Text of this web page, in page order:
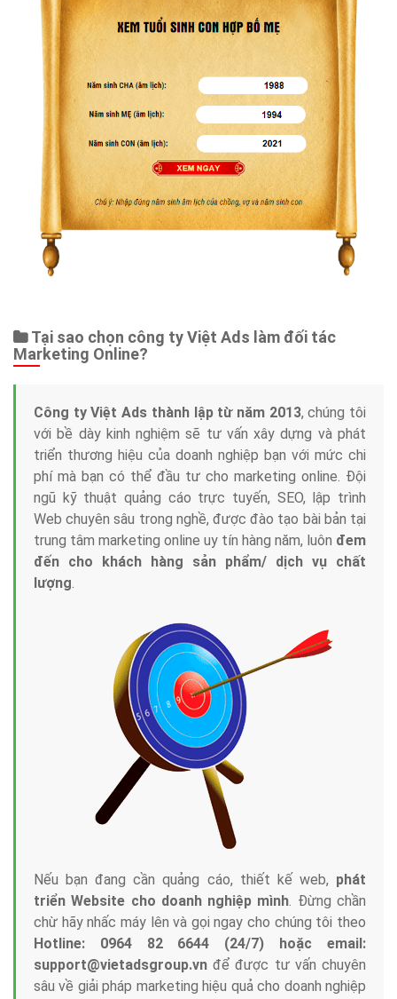
Tại sao chọn công ty Việt Ads làm đối tác
Marketing Online?
Công ty Việt Ads thành lập từ năm 2013, chúng tôi
với bề dày kinh nghiệm sẽ tư vấn xây dựng và phát
triển thương hiệu của doanh nghiệp bạn với mức chi
phí mà bạn có thể đầu tư cho marketing online. Đội
ngũ kỹ thuật quảng cáo trực tuyến, SEO, lập trình
Web chuyên sâu trong nghề, được đào tạo bài bản tại
trung tâm marketing online uy tín hàng năm, luôn đem
đến cho khách hàng sản phẩm/ dịch vụ chất
lượng.
Nếu bạn đang cần quảng cáo, thiết kế web, phát
triển Website cho doanh nghiệp mình. Đừng chần
chừ hãy nhấc máy lên và gọi ngay cho chúng tôi theo
Hotline: 0964 82 6644 (24/7) hoặc email:
support@vietadsgroup.vn để được tư vấn chuyên
sâu về giải pháp marketing hiệu quả cho doanh nghiệp